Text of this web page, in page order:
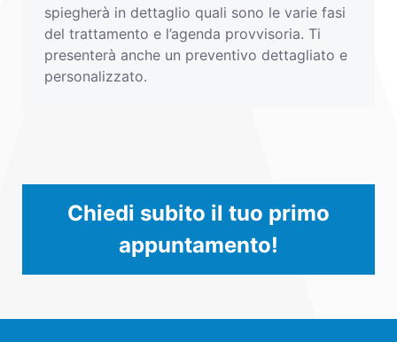
spiegherà in dettaglio quali sono le varie fasi
del trattamento e l’agenda provvisoria. Ti
presenterà anche un preventivo dettagliato e
personalizzato.
Chiedi subito il tuo primo
appuntamento!